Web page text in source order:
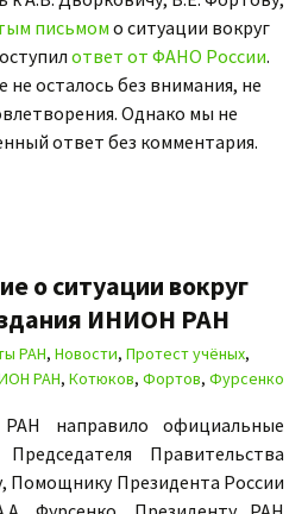
письмом о ситуа­ции вокруг
ответ от ФАНО России.
осталось без внимания, не
Однако мы не
ответ без комментария.
о ситуации вокруг
ИНИОН РАН
РАН, Новости, Протест учёных,
РАН, Котюков, Фортов, Фурсенко
направило официальные
Правительства
Помощнику Президента России